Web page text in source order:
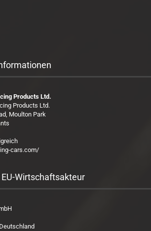
Products Ltd.
Products Ltd.
Moulton Park
cars.com/
Wirtschaftsakteur